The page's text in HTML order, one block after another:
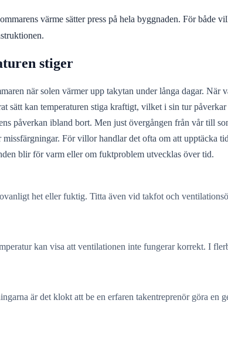
värme sätter press på hela byggnaden. För både
stiger
när solen värmer upp takytan under långa dagar.
sätt kan temperaturen stiga kraftigt, vilket i sin tur
påverkan ibland bort. Men just övergången från vår till
För villor handlar det ofta om att upptäcka
blir för varm eller om fuktproblem utvecklas över tid.
het eller fuktig. Titta även vid takfot och
kan visa att ventilationen inte fungerar korrekt. I
är det klokt att be en erfaren takentreprenör göra